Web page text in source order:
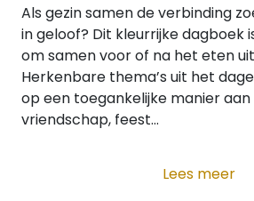
Als gezin samen de verbinding
in geloof? Dit kleurrijke dagboek
om samen voor of na het eten
Herkenbare thema’s uit het
op een toegankelijke manier aan
vriendschap, feest...
Lees meer